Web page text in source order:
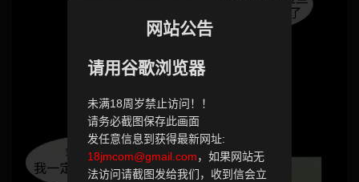
网站公告
请用谷歌浏览器
未满18周岁禁止访问！！
请务必截图保存此画面
发任意信息到获得最新网址:
18jmcom@gmail.com，如果网站无
法访问请截图发给我们，收到信会立